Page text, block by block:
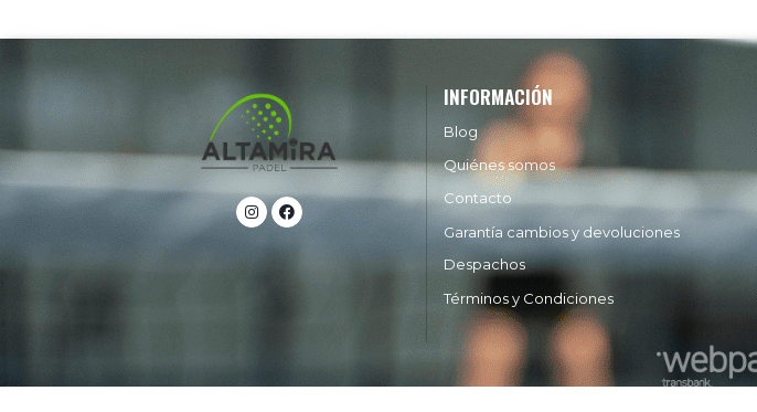
INFORMACIÓN
Blog
Quiénes somos
Contacto
Garantía cambios y devoluciones
Despachos
Términos y Condiciones